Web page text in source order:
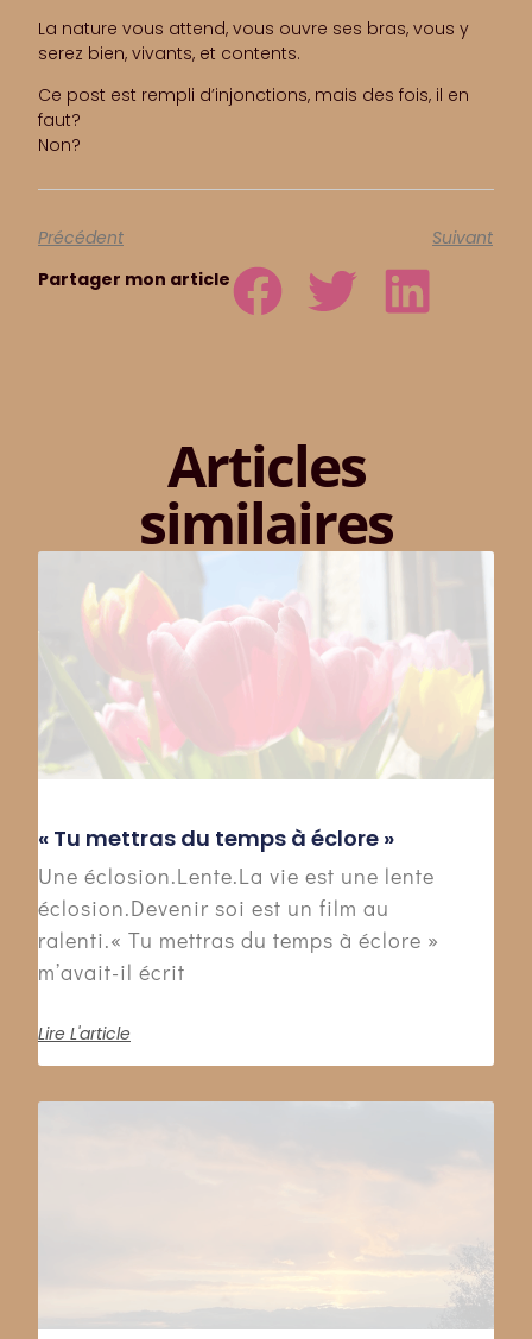
La nature vous attend, vous ouvre ses bras, vous y
serez bien, vivants, et contents.
Ce post est rempli d’injonctions, mais des fois, il en
faut?
Non?
Précédent
Suivant
Partager mon article
Articles
similaires
« Tu mettras du temps à éclore »
Une éclosion.Lente.La vie est une lente
éclosion.Devenir soi est un film au
ralenti.« Tu mettras du temps à éclore »
m’avait-il écrit
Lire L'article